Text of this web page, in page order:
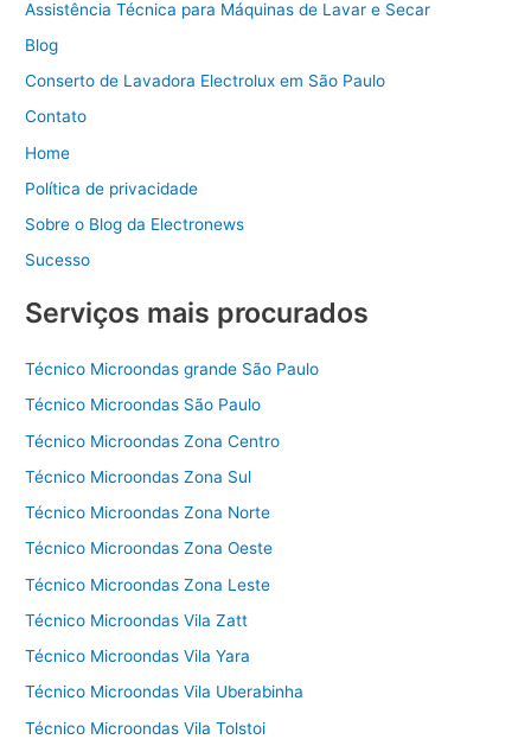
Assistência Técnica para Máquinas de Lavar e Secar
Blog
Conserto de Lavadora Electrolux em São Paulo
Contato
Home
Política de privacidade
Sobre o Blog da Electronews
Sucesso
Serviços mais procurados
Técnico Microondas grande São Paulo
Técnico Microondas São Paulo
Técnico Microondas Zona Centro
Técnico Microondas Zona Sul
Técnico Microondas Zona Norte
Técnico Microondas Zona Oeste
Técnico Microondas Zona Leste
Técnico Microondas Vila Zatt
Técnico Microondas Vila Yara
Técnico Microondas Vila Uberabinha
Técnico Microondas Vila Tolstoi